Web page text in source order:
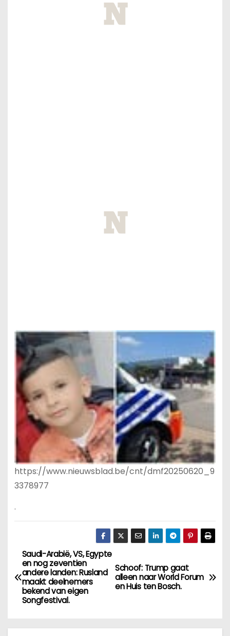
https://www.nieuwsblad.be/cnt/dmf20250620_9
3378977
.
B
e
i
Schoof: Trump gaat
alleen naar World Forum
en Huis ten Bosch.
Saudi-Arabië, VS, Egypte
en nog zeventien
andere landen: Rusland
maakt deelnemers
bekend van eigen
Songfestival.